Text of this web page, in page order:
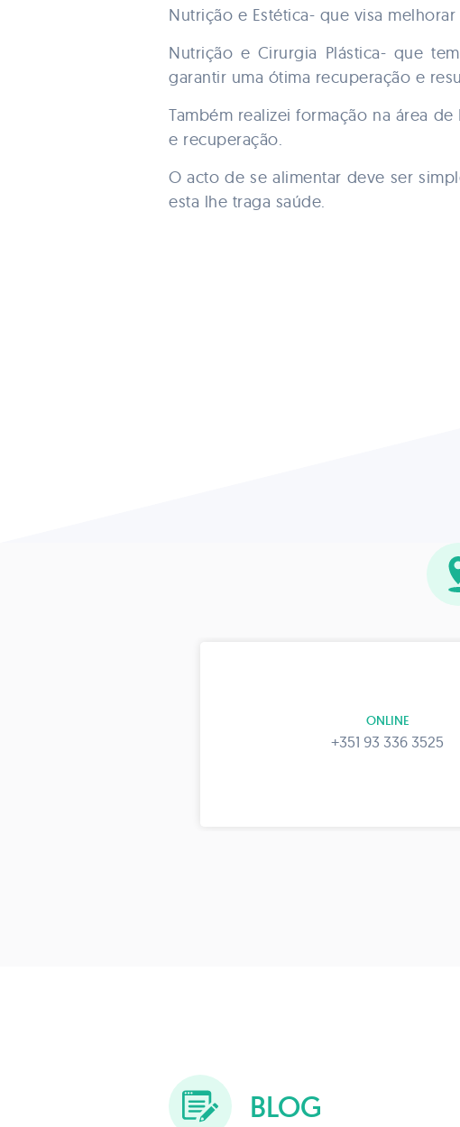
Nutrição e Estética- que visa
Nutrição e Cirurgia Plástica- que
garantir uma ótima recuperação e
Também realizei formação na área
e recuperação.
O acto de se alimentar deve ser
esta lhe traga saúde.
ONLINE
+351 93 336 3525
BLOG